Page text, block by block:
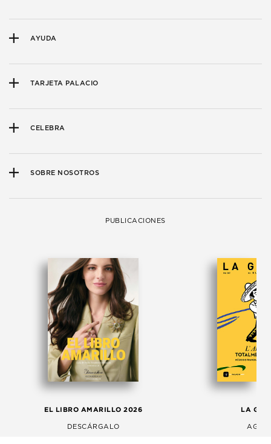
AYUDA
TARJETA PALACIO
CELEBRA
SOBRE NOSOTROS
PUBLICACIONES
EL LIBRO AMARILLO 2026
DESCÁRGALO
LA